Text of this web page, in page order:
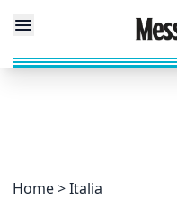
Home Italia